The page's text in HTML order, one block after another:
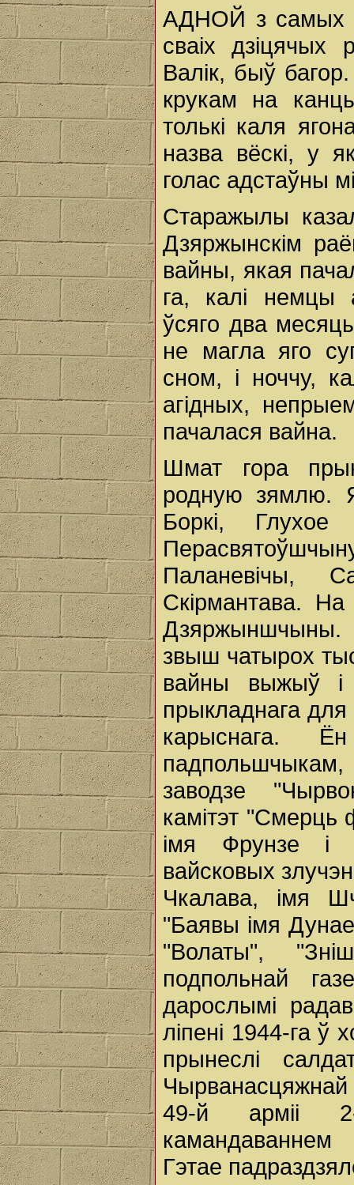
АДНОЙ з самых
сваіх
Валік, быў
крукам на
толькі каля
назва вёскі, у
голас адстаўны
Старажылы
Дзяржынскім
вайны, якая
га, калі немцы
ўсяго два
не магла яго
сном, і ноччу,
агідных,
пачалася вайна.
Шмат гора
родную зямлю.
Боркі, Глухое
Паланевічы,
Скірмантава.
Дзяржыншчыны.
звыш чатырох
вайны выжыў і
прыкладнага для
карыснага.
заводзе
камітэт
імя Фрунзе і
вайсковых
Чкалава, імя
"Баявы імя
"Волаты",
подпольнай
дарослымі
ліпені 1944-га ў
прынеслі
Чырванасцяжнай
49-й арміі
камандаваннем
Гэтае